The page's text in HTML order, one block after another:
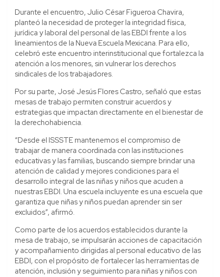
Durante el encuentro, Julio César Figueroa Chavira,
planteó la necesidad de proteger la integridad física,
jurídica y laboral del personal de las EBDI frente a los
lineamientos de la Nueva Escuela Mexicana. Para ello,
celebró este encuentro interinstitucional que fortalezca la
atención a los menores, sin vulnerar los derechos
sindicales de los trabajadores.
Por su parte, José Jesús Flores Castro, señaló que estas
mesas de trabajo permiten construir acuerdos y
estrategias que impactan directamente en el bienestar de
la derechohabiencia.
“Desde el ISSSTE mantenemos el compromiso de
trabajar de manera coordinada con las instituciones
educativas y las familias, buscando siempre brindar una
atención de calidad y mejores condiciones para el
desarrollo integral de las niñas y niños que acuden a
nuestras EBDI. Una escuela incluyente es una escuela que
garantiza que niñas y niños puedan aprender sin ser
excluidos”, afirmó.
Como parte de los acuerdos establecidos durante la
mesa de trabajo, se impulsarán acciones de capacitación
y acompañamiento dirigidas al personal educativo de las
EBDI, con el propósito de fortalecer las herramientas de
atención, inclusión y seguimiento para niñas y niños con